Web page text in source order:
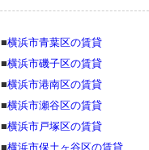
■横浜市青葉区の賃貸
■横浜市磯子区の賃貸
■横浜市港南区の賃貸
■横浜市瀬谷区の賃貸
■横浜市戸塚区の賃貸
■横浜市保土ヶ谷区の賃貸